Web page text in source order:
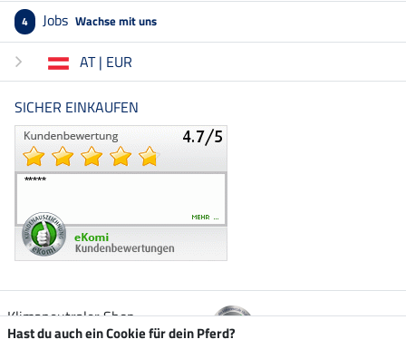
4 Jobs Wachse mit uns
AT | EUR
SICHER EINKAUFEN
Klimaneutraler Shop
Hast du auch ein Cookie für dein Pferd?